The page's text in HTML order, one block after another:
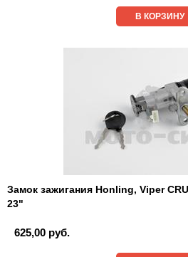
В КОРЗИНУ
Замок зажигания Honling, Viper
23"
625,00 руб.